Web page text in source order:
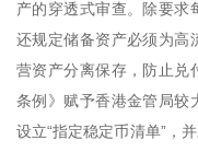
产的穿透式审查。除要求
还规定储备资产必须为高
营资产分离保存，防止兑
条例》赋予香港金管局较
设立“指定稳定币清单”，